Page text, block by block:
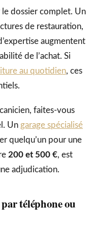
dossier complet. Un
de restauration,
augmentent
de l’achat. Si
au quotidien, ces
faites-vous
Un garage spécialisé
quelqu’un pour une
200 et 500 €, est
adjudication.
téléphone ou